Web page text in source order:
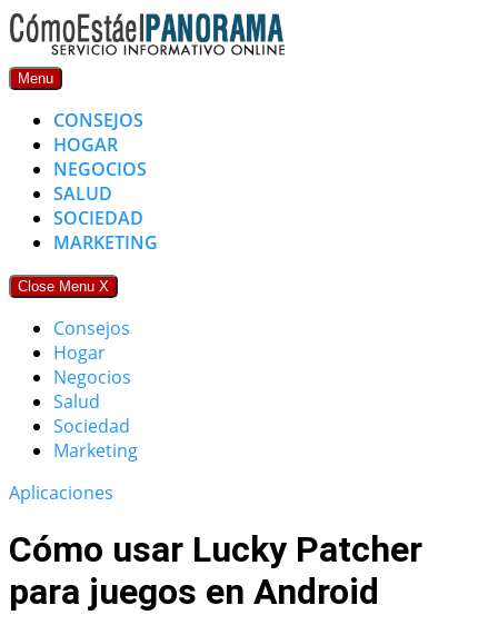
Skip
to
content
Menu
CONSEJOS
HOGAR
NEGOCIOS
SALUD
SOCIEDAD
MARKETING
Close Menu X
Consejos
Hogar
Negocios
Salud
Sociedad
Marketing
Aplicaciones
Cómo usar Lucky Patcher
para juegos en Android